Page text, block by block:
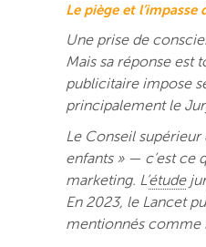
Le piège et l’impasse
Une prise de
Mais sa réponse est
publicitaire impose
principalement le
Le Conseil supérieur
enfants » — c’est ce
marketing. L’étude
En 2023, le Lancet
mentionnés comme